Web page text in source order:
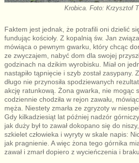
Krobica. Foto: Krzysztof
Faktem jest jednak, że potrafili oni dzielić
fundując kościoły. Z kopalnią św. Jan
mówiąca o pewnym gwarku, który chcąc
ze zwyczajem, nabyć dom dla swojej
godzinach na dzikim wyrobisku. Miał on
nastąpiło tąpnięcie i szyb został zasypany.
długo nie przynosiła spodziewanych
akcję ratunkową. Żona gwarka, nie mogąc
codziennie chodziła w rejon zawału,
męża. Niestety zmarła ze zgryzoty w
Gdy kilkadziesiąt lat później nadzór
jak duży był to zawał dokopano się do
szkielet człowieka i wyryty w skale napis:
jak pragnienie. A więc żona tego górnika
zawał i zmarł dopiero z wycieńczenia i